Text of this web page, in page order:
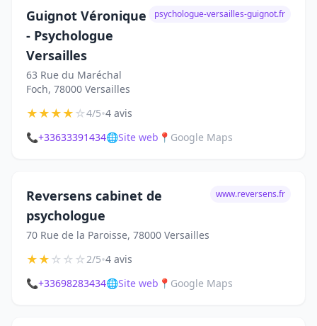
Guignot Véronique
- Psychologue
Versailles
63 Rue du Maréchal
Foch, 78000 Versailles
psychologue-versailles-guignot.fr
★★★★☆4/5•4 avis
📞+33633391434🌐Site web 📍 Google Maps
Reversens cabinet de
psychologue
70 Rue de la Paroisse, 78000 Versailles
www.reversens.fr
★★☆☆☆2/5•4 avis
📞+33698283434🌐Site web 📍 Google Maps